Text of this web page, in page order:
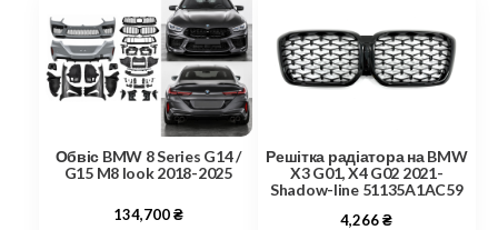
Обвіс BMW 8 Series G14 /
G15 M8 look 2018-2025
134,700₴
Решітка радіатора на BMW
X3 G01, X4 G02 2021-
Shadow-line 51135A1AC59
4,266₴